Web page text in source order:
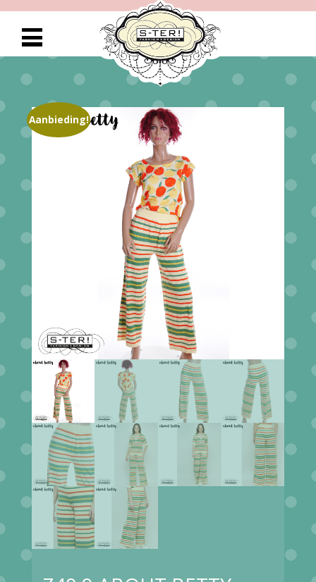
Aanbieding!